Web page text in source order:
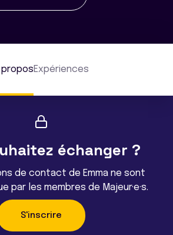
proposExpériences
échanger ?
de contact de Emma ne sont
par les membres de Majeur·e·s.
S'inscrire